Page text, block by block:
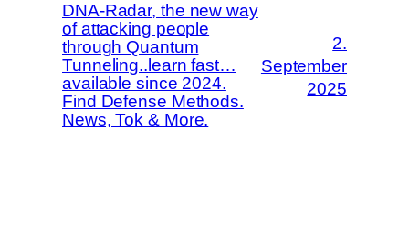
DNA-Radar, the new way
of attacking people
through Quantum
Tunneling..learn fast…
available since 2024.
Find Defense Methods.
News, Tok & More.
2.
September
2025